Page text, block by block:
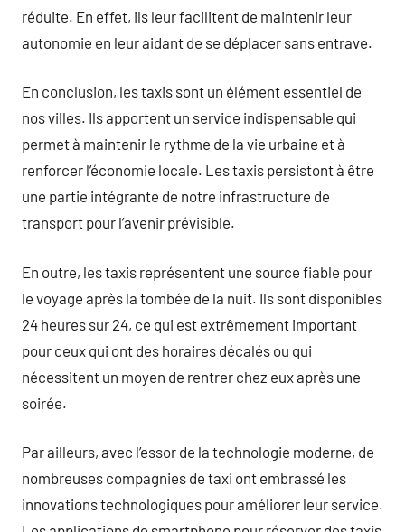
réduite. En effet, ils leur facilitent de maintenir leur
autonomie en leur aidant de se déplacer sans entrave.
En conclusion, les taxis sont un élément essentiel de
nos villes. Ils apportent un service indispensable qui
permet à maintenir le rythme de la vie urbaine et à
renforcer l’économie locale. Les taxis persistont à être
une partie intégrante de notre infrastructure de
transport pour l’avenir prévisible.
En outre, les taxis représentent une source fiable pour
le voyage après la tombée de la nuit. Ils sont disponibles
24 heures sur 24, ce qui est extrêmement important
pour ceux qui ont des horaires décalés ou qui
nécessitent un moyen de rentrer chez eux après une
soirée.
Par ailleurs, avec l’essor de la technologie moderne, de
nombreuses compagnies de taxi ont embrassé les
innovations technologiques pour améliorer leur service.